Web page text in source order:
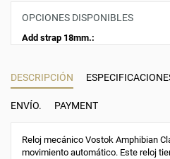
OPCIONES DISPONIBLES
Add strap 18mm.:
DESCRIPCIÓN
ENVÍO. PAYMENT
Reloj mecánico Vostok Amphibian
movimiento automático. Este reloj